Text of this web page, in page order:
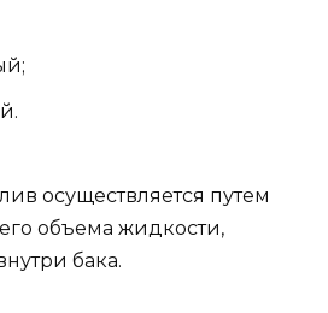
осуществляется путем
объема жидкости,
бака.